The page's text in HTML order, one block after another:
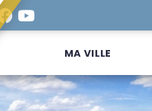
MA VILLE